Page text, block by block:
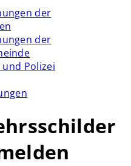
der
der
Polizei